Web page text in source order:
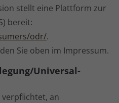
stellt eine Plattform zur
bereit:
odr/.
Sie oben im Impressum.
Universal­
an